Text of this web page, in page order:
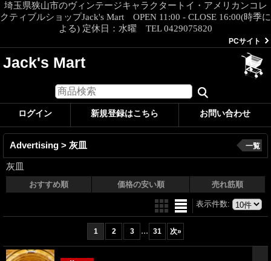
埼玉県狭山市のヴィンテージキャラクタートイ・アメリカンコレ
クティブルショップJack's Mart OPEN 11:00 - CLOSE 16:00(時季に
よる) 定休日：水曜 TEL 0429075820
PCサイト
Jack's Mart
ログイン 新規登録はこちら お問い合わせ
Advertising > 灰皿
灰皿
一覧
おすすめ順 価格の安い順 売れ筋順
表示件数:
1 2 3 ... 31 次»